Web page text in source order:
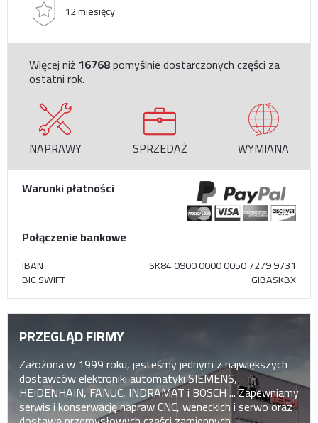
12 miesięcy
Więcej niż 16768pomyślnie dostarczonych części za
ostatni rok.
NAPRAWY SPRZEDAŻ
WYMIANA
Warunki płatności
Połączenie bankowe
IBAN SK84 0900 0000 0050 7279 9731
BIC SWIFT GIBASKBX
PRZEGLĄD FIRMY
Założona w 1999 roku, jesteśmy jednym z największych
dostawców elektroniki automatyki SIEMENS,
HEIDENHAIN, FANUC, INDRAMAT i BOSCH ... Zapewniamy
serwis i konserwację napraw CNC, weneckich i serwo oraz